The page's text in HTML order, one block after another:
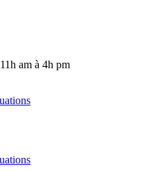
am à 4h pm